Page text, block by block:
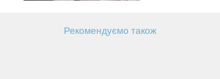
Рекомендуємо також